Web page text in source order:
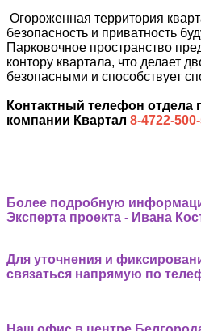
Огороженная территория
безопасность и приватность
Парковочное пространство
контору квартала, что делает
безопасными и способствует
Контактный телефон отдела
компании Квартал 8-4722-
Более подробную
Эксперта проекта - Ивана
Для уточнения и
связаться напрямую по